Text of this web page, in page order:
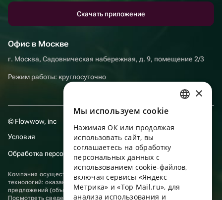
Скачать приложение
Офис в Москве
г. Москва, Садовническая набережная, д. 9, помещение 2/3
Режим работы: круглосуточно
© Flowwow, inc
Условия
Обработка персональных данных
Компания осуществляет деятельность в области информационных
технологий: оказание услуг в сети “Интернет” по размещению
предложений (объявлений) продавцов о реализации товаров.
Посмотретьсведения о программах, включенных в реестр
ENGLISH
UKRAINIAN
PORTUGUESE
×
Мы используем сookie
Нажимая ОК или продолжая
использовать сайт, вы
соглашаетесь на обработку
персональных данных с
использованием cookie-файлов,
включая сервисы «Яндекс
Метрика» и «Top Mail.ru», для
анализа использования и